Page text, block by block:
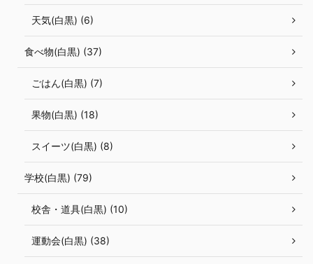
天気(白黒) (6)
食べ物(白黒) (37)
ごはん(白黒) (7)
果物(白黒) (18)
スイーツ(白黒) (8)
学校(白黒) (79)
校舎・道具(白黒) (10)
運動会(白黒) (38)